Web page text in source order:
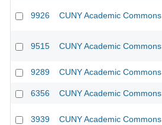
9926 CUNY Academic Commons
9515 CUNY Academic Commons
9289 CUNY Academic Commons
6356 CUNY Academic Commons
3939 CUNY Academic Commons